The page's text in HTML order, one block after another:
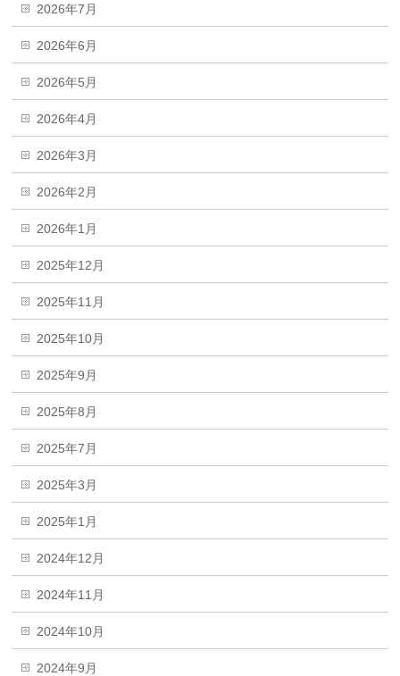
2026年7月
2026年6月
2026年5月
2026年4月
2026年3月
2026年2月
2026年1月
2025年12月
2025年11月
2025年10月
2025年9月
2025年8月
2025年7月
2025年3月
2025年1月
2024年12月
2024年11月
2024年10月
2024年9月